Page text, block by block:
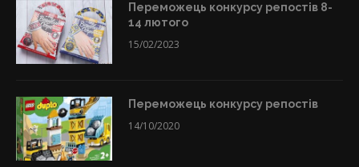
Переможець конкурсу репостів 8-
14 лютого
15/02/2023
Переможець конкурсу репостів
14/10/2020